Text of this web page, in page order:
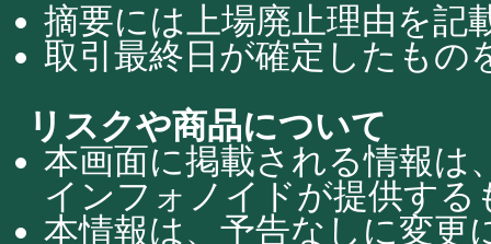
摘要には上場廃止理由を記
取引最終日が確定したもの
リスクや商品について
本画面に掲載される情報は
インフォノイドが提供する
本情報は、予告なしに変更